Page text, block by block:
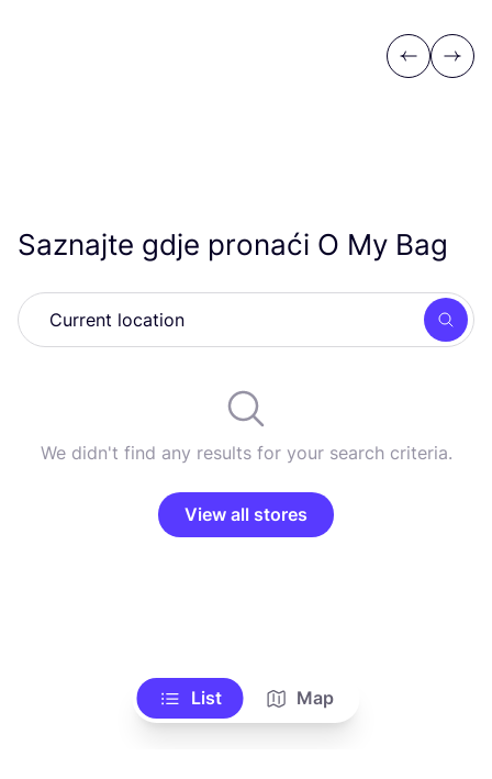
Previous
Next
Saznajte gdje pronaći O My Bag
We didn't find any results for your search criteria.
View all stores
List Map